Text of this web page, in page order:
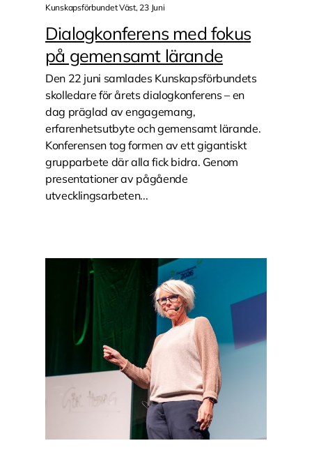
Kunskapsförbundet Väst, 23 Juni
Dialogkonferens med fokus
på gemensamt lärande
Den 22 juni samlades Kunskapsförbundets
skolledare för årets dialogkonferens – en
dag präglad av engagemang,
erfarenhetsutbyte och gemensamt lärande.
Konferensen tog formen av ett gigantiskt
grupparbete där alla fick bidra. Genom
presentationer av pågående
utvecklingsarbeten...